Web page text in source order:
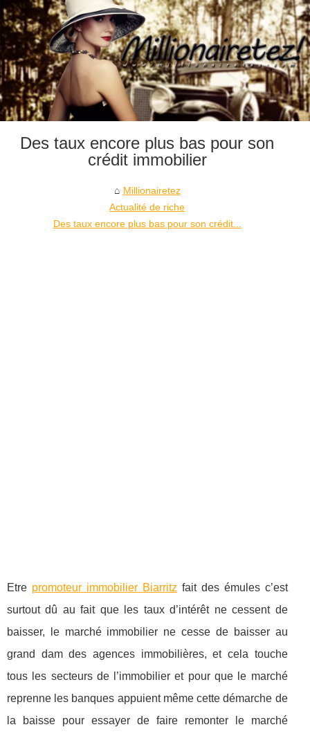
Des taux encore plus bas pour son
crédit immobilier
Millionairetez
Actualité de riche
Des taux encore plus bas pour son crédit...
Etre promoteur immobilier Biarritz fait des émules c’est
surtout dû au fait que les taux d’intérêt ne cessent de
baisser, le marché immobilier ne cesse de baisser au
grand dam des agences immobilières, et cela touche
tous les secteurs de l’immobilier et pour que le marché
reprenne les banques appuient même cette démarche de
la baisse pour essayer de faire remonter le marché